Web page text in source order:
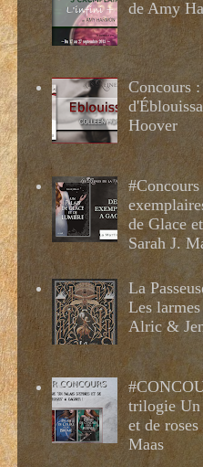
de Amy
Concours
Hoover
de Glace
Sarah J.
La
Les
Alric &
trilogie Un
et de
Maas